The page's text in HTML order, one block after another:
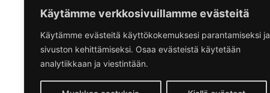
Käytämme verkkosivuillamme evästeitä
Käytämme evästeitä käyttökokemuksesi parantamiseksi ja
sivuston kehittämiseksi. Osaa evästeistä käytetään
analytiikkaan ja viestintään.